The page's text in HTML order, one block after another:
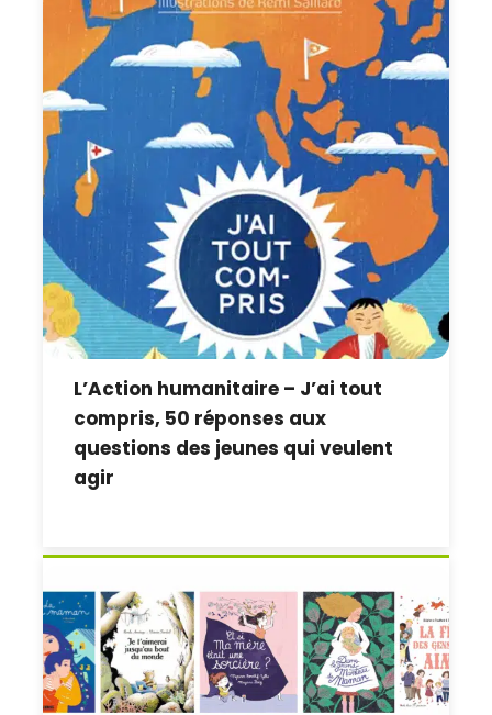
L’Action humanitaire – J’ai tout
compris, 50 réponses aux
questions des jeunes qui veulent
agir